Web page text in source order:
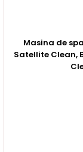
Masina de
Satellite Clean,